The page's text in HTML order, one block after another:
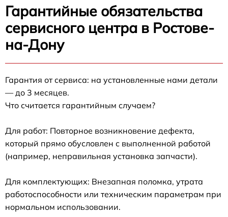
Гарантийные обязательства
сервисного центра в Ростове-
на-Дону
Гарантия от сервиса: на установленные нами детали
— до 3 месяцев.
Что считается гарантийным случаем?
Для работ: Повторное возникновение дефекта,
который прямо обусловлен с выполненной работой
(например, неправильная установка запчасти).
Для комплектующих: Внезапная поломка, утрата
работоспособности или техническим параметрам при
нормальном использовании.